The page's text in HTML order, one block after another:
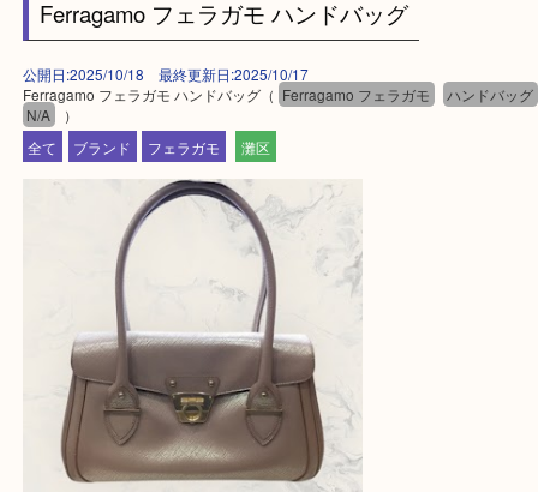
・出張買取、店頭買取どちらもその場で現金買取で
☆どんなご依頼も大歓迎☆
遺品整理・生前整理・断捨離・引越し
物を整理するケースは年々増加傾向です。
整理したいけどなにが値段つくかわからない…
そんなときはお気軽にご相談をお寄せください。